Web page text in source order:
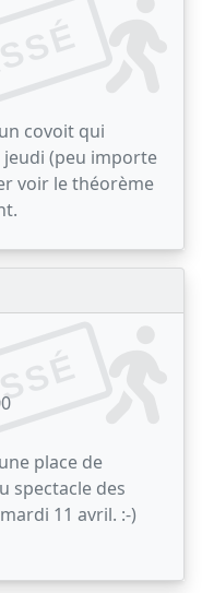
covoit qui
(peu importe
voir le théorème
place de
spectacle des
11 avril. :-)